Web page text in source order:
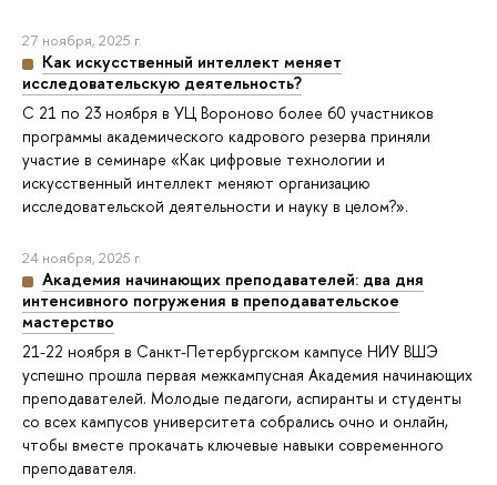
27 ноября, 2025 г.
Как искусственный интеллект меняет
исследовательскую деятельность?
С 21 по 23 ноября в УЦ Вороново более 60 участников
программы академического кадрового резерва приняли
участие в семинаре «Как цифровые технологии и
искусственный интеллект меняют организацию
исследовательской деятельности и науку в целом?».
24 ноября, 2025 г.
Академия начинающих преподавателей: два дня
интенсивного погружения в преподавательское
мастерство
21-22 ноября в Санкт-Петербургском кампусе НИУ ВШЭ
успешно прошла первая межкампусная Академия начинающих
преподавателей. Молодые педагоги, аспиранты и студенты
со всех кампусов университета собрались очно и онлайн,
чтобы вместе прокачать ключевые навыки современного
преподавателя.